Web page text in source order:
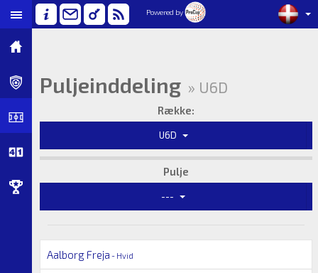
Powered by
Puljeinddeling » U6D
Række:
U6D
Pulje
---
Aalborg Freja - Hvid